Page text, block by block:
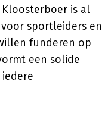
Kloosterboer is al
sportleiders en
funderen op
een solide